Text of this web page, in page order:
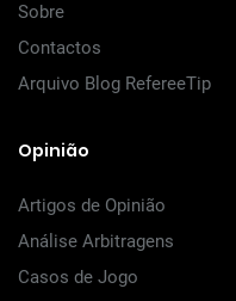
Sobre
Contactos
Arquivo Blog RefereeTip
Opinião
Artigos de Opinião
Análise Arbitragens
Casos de Jogo